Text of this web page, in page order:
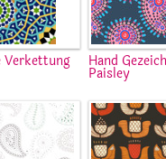
Verkettung Hand
Paisley